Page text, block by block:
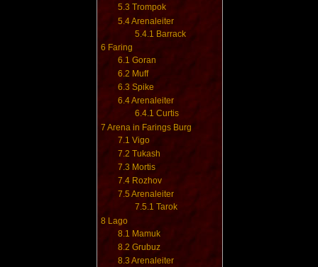
5.3 Trompok
5.4Arenaleiter
5.4.1 Barrack
6 Faring
6.1 Goran
6.2 Muff
6.3 Spike
6.4Arenaleiter
6.4.1 Curtis
7 Arena in Farings Burg
7.1 Vigo
7.2 Tukash
7.3 Mortis
7.4 Rozhov
7.5 Arenaleiter
7.5.1 Tarok
8 Lago
8.1 Mamuk
8.2 Grubuz
8.3 Arenaleiter